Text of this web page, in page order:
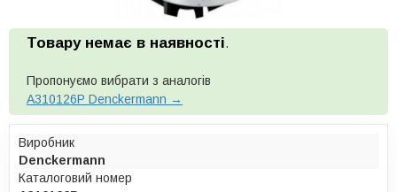
Товару немає в наявності.
Пропонуємо вибрати з аналогів
A310126P Denckermann →
Виробник
Denckermann
Каталоговий номер